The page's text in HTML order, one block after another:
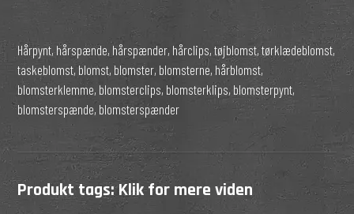
Hårpynt, hårspænde, hårspænder, hårclips, tøjblomst, tørklædeblomst,
taskeblomst, blomst, blomster, blomsterne, hårblomst,
blomsterklemme, blomsterclips, blomsterklips, blomsterpynt,
blomsterspænde, blomsterspænder
Produkt tags:Klik for mere viden